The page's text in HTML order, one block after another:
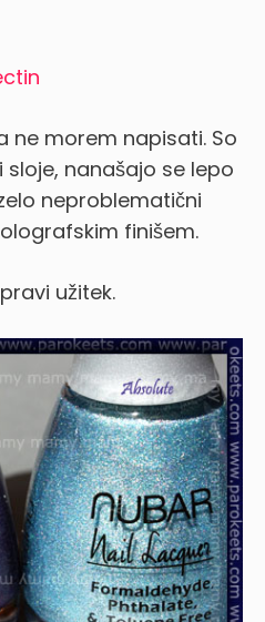
ne morem napisati. So
nanašajo se lepo
neproblematični
finišem.
užitek.